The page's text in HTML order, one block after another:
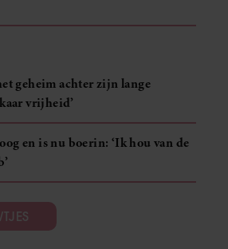
geheim achter zijn lange
vrijheid’
en is nu boerin: ‘Ik hou van de